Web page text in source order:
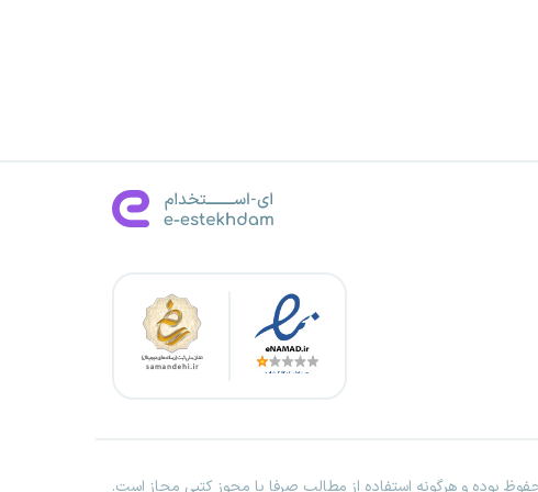
بوده و هرگونه استفاده از مطالب صرفا با مجوز کتبی مجاز است.